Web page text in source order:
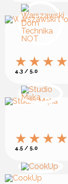
4.3 / 5.0
4.5 / 5.0